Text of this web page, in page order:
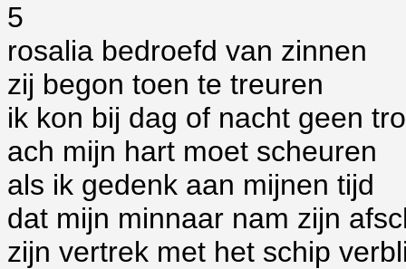
5
rosalia bedroefd van zinnen
zij begon toen te treuren
ik kon bij dag of nacht geen
ach mijn hart moet scheuren
als ik gedenk aan mijnen tijd
dat mijn minnaar nam zijn
zijn vertrek met het schip